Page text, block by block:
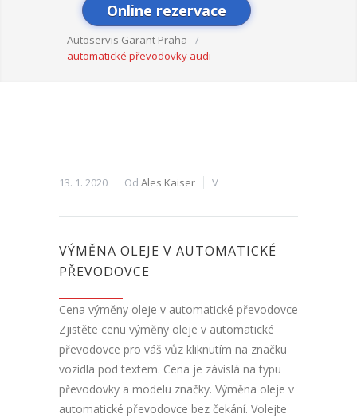
Online rezervace
Autoservis Garant Praha
/
automatické převodovky audi
13. 1. 2020 Od Ales Kaiser V
VÝMĚNA OLEJE V AUTOMATICKÉ
PŘEVODOVCE
Cena výměny oleje v automatické převodovce
Zjistěte cenu výměny oleje v automatické
převodovce pro váš vůz kliknutím na značku
vozidla pod textem. Cena je závislá na typu
převodovky a modelu značky. Výměna oleje v
automatické převodovce bez čekání. Volejte